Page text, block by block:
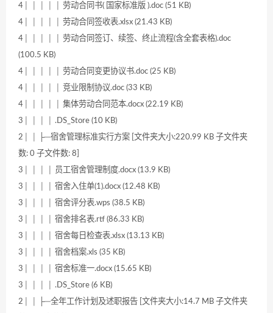
4│ │ │ │ │ 劳动合同书( 国家标准版 ).doc (51 KB)
4│ │ │ │ │ 劳动合同签收表.xlsx (21.43 KB)
4│ │ │ │ │ 劳动合同签订、续签、终止流程(含全套表格).doc
(100.5 KB)
4│ │ │ │ │ 劳动合同变更协议书.doc (25 KB)
4│ │ │ │ │ 竞业限制协议.doc (33 KB)
4│ │ │ │ │ 集体劳动合同范本.docx (22.19 KB)
3│ │ │ │ .DS_Store (10 KB)
2│ │ ├─宿舍管理标准实行方案 [文件夹大小:220.99 KB 子文件夹
数: 0 子文件数: 8]
3│ │ │ │ 员工宿舍管理制度.docx (13.9 KB)
3│ │ │ │ 宿舍入住单(1).docx (12.48 KB)
3│ │ │ │ 宿舍评分表.wps (38.5 KB)
3│ │ │ │ 宿舍排名表.rtf (86.33 KB)
3│ │ │ │ 宿舍每日检查表.xlsx (13.13 KB)
3│ │ │ │ 宿舍档案.xls (35 KB)
3│ │ │ │ 宿舍标准一.docx (15.65 KB)
3│ │ │ │ .DS_Store (6 KB)
2│ │ ├─全年工作计划及述职报告 [文件夹大小:14.7 MB 子文件夹